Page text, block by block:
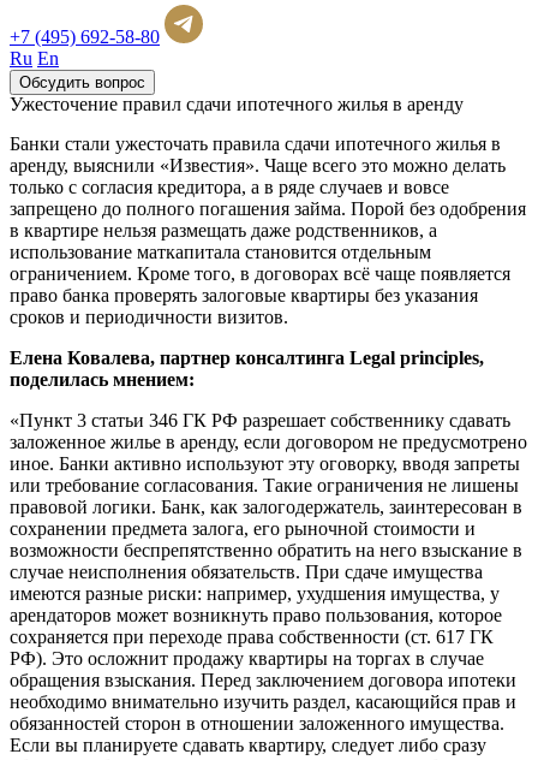
+7 (495) 692-58-80
Ru En
Обсудить вопрос
Ужесточение правил сдачи ипотечного жилья в аренду
Банки стали ужесточать правила сдачи ипотечного жилья в
аренду, выяснили «Известия». Чаще всего это можно делать
только с согласия кредитора, а в ряде случаев и вовсе
запрещено до полного погашения займа. Порой без одобрения
в квартире нельзя размещать даже родственников, а
использование маткапитала становится отдельным
ограничением. Кроме того, в договорах всё чаще появляется
право банка проверять залоговые квартиры без указания
сроков и периодичности визитов.
Елена Ковалева, партнер консалтинга Legal principles,
поделилась мнением:
«Пункт 3 статьи 346 ГК РФ разрешает собственнику сдавать
заложенное жилье в аренду, если договором не предусмотрено
иное. Банки активно используют эту оговорку, вводя запреты
или требование согласования. Такие ограничения не лишены
правовой логики. Банк, как залогодержатель, заинтересован в
сохранении предмета залога, его рыночной стоимости и
возможности беспрепятственно обратить на него взыскание в
случае неисполнения обязательств. При сдаче имущества
имеются разные риски: например, ухудшения имущества, у
арендаторов может возникнуть право пользования, которое
сохраняется при переходе права собственности (ст. 617 ГК
РФ). Это осложнит продажу квартиры на торгах в случае
обращения взыскания. Перед заключением договора ипотеки
необходимо внимательно изучить раздел, касающийся прав и
обязанностей сторон в отношении заложенного имущества.
Если вы планируете сдавать квартиру, следует либо сразу